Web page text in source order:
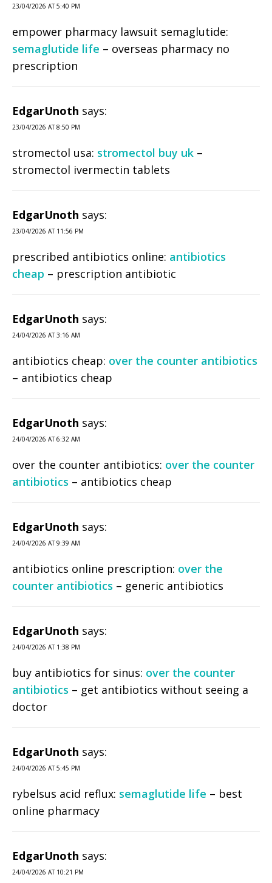
23/04/2026 AT 5:40 PM
empower pharmacy lawsuit semaglutide:
semaglutide life – overseas pharmacy no
prescription
EdgarUnoth says:
23/04/2026 AT 8:50 PM
stromectol usa: stromectol buy uk –
stromectol ivermectin tablets
EdgarUnoth says:
23/04/2026 AT 11:56 PM
prescribed antibiotics online: antibiotics
cheap – prescription antibiotic
EdgarUnoth says:
24/04/2026 AT 3:16 AM
antibiotics cheap: over the counter antibiotics
– antibiotics cheap
EdgarUnoth says:
24/04/2026 AT 6:32 AM
over the counter antibiotics: over the counter
antibiotics – antibiotics cheap
EdgarUnoth says:
24/04/2026 AT 9:39 AM
antibiotics online prescription: over the
counter antibiotics – generic antibiotics
EdgarUnoth says:
24/04/2026 AT 1:38 PM
buy antibiotics for sinus: over the counter
antibiotics – get antibiotics without seeing a
doctor
EdgarUnoth says:
24/04/2026 AT 5:45 PM
rybelsus acid reflux: semaglutide life – best
online pharmacy
EdgarUnoth says:
24/04/2026 AT 10:21 PM